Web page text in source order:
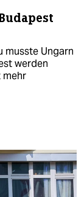
musste Ungarn
werden
mehr